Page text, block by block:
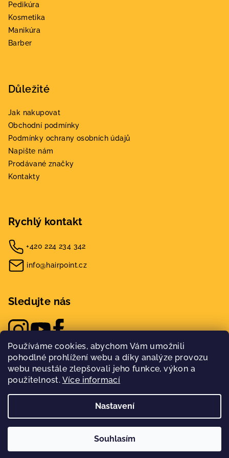
Používáme cookies, abychom Vám umožnili
pohodlné prohlížení webu a díky analýze provozu
webu neustále zlepšovali jeho funkce, výkon a
použitelnost. Více informací
Nastavení
Souhlasím
Pedikúra
Kosmetika
Manikúra
Barber
Důležité
Jak nakupovat
Obchodní podmínky
Podmínky ochrany osobních údajů
Napište nám
Prodávané značky
Kontakty
Rychlý kontakt
+420 224 234 342
info@hairpoint.cz
Sledujte nás
Hairpoint. Všechna práva vyhrazena.
Vytvořil Shoptet